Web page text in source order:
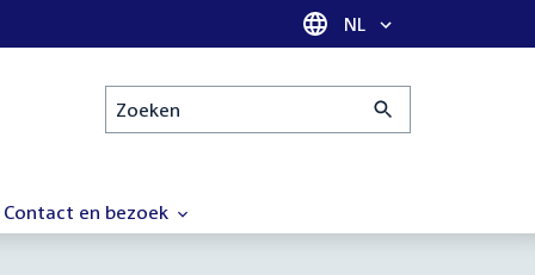
Taal selectie
NL
Zoeken
Contact en bezoek